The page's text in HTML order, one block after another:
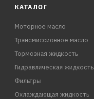
КАТАЛОГ
Моторное масло
Трансмиссионное масло
Тормозная жидкость
Гидравлическая жидкость
Фильтры
Охлаждающая жидкость